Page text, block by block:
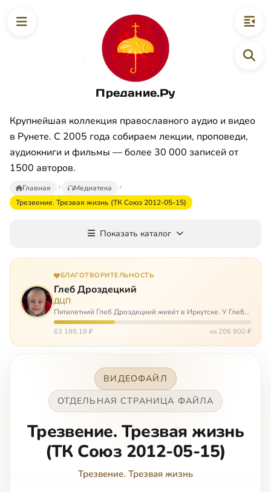
Предание.Ру
Крупнейшая коллекция православного аудио и видео
в Рунете. С 2005 года собираем лекции, проповеди,
аудиокниги и фильмы — более 30 000 записей от
1500 авторов.
Главная
Медиатека
Трезвение. Трезвая жизнь (ТК Союз 2012-05-15)
Показать каталог
БЛАГОТВОРИТЕЛЬНОСТЬ
Глеб Дроздецкий
ДЦП
Пятилетний Глеб Дроздецкий живёт в Иркутске. У Глеба
ДЦП из-за перенесённого в младенчестве менингита,
но его положение осложняется эпилепсией, с которой
63 189,18 ₽ из 206 900 ₽
ВИДЕОФАЙЛ
ОТДЕЛЬНАЯ СТРАНИЦА ФАЙЛА
Трезвение. Трезвая жизнь
(ТК Союз 2012-05-15)
Трезвение. Трезвая жизнь